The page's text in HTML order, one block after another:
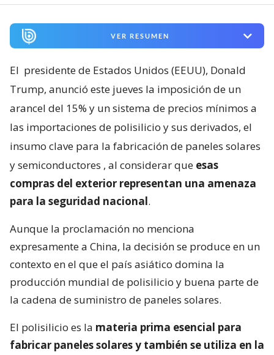
VER RESUMEN
El presidente de Estados Unidos (EEUU), Donald
Trump, anunció este jueves la imposición de un
arancel del 15% y un sistema de precios mínimos a
las importaciones de polisilicio y sus derivados, el
insumo clave para la fabricación de paneles solares
y semiconductores , al considerar que esas
compras del exterior representan una amenaza
para la seguridad nacional.
Aunque la proclamación no menciona
expresamente a China, la decisión se produce en un
contexto en el que el país asiático domina la
producción mundial de polisilicio y buena parte de
la cadena de suministro de paneles solares.
El polisilicio es la materia prima esencial para
fabricar paneles solares y también se utiliza en la